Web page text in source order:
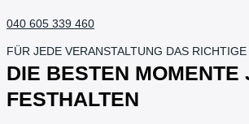
040 605 339 460
FÜR JEDE VERANSTALTUNG DAS RICHTIGE
DIE BESTEN MOMENTE
FESTHALTEN